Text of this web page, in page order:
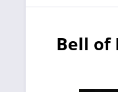
Bell of